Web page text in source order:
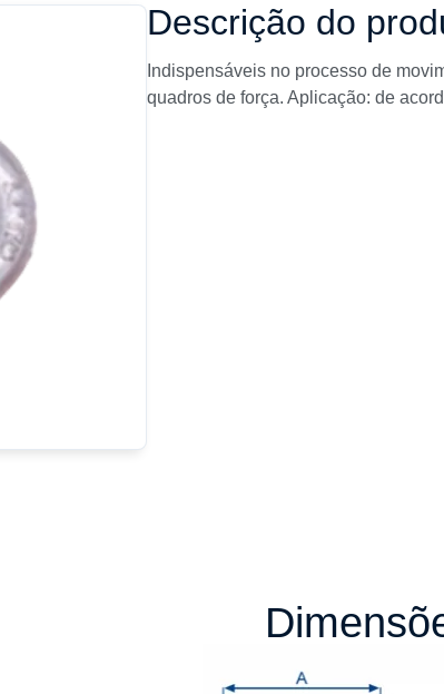
Descrição do
Indispensáveis no processo de
quadros de força. Aplicação: de